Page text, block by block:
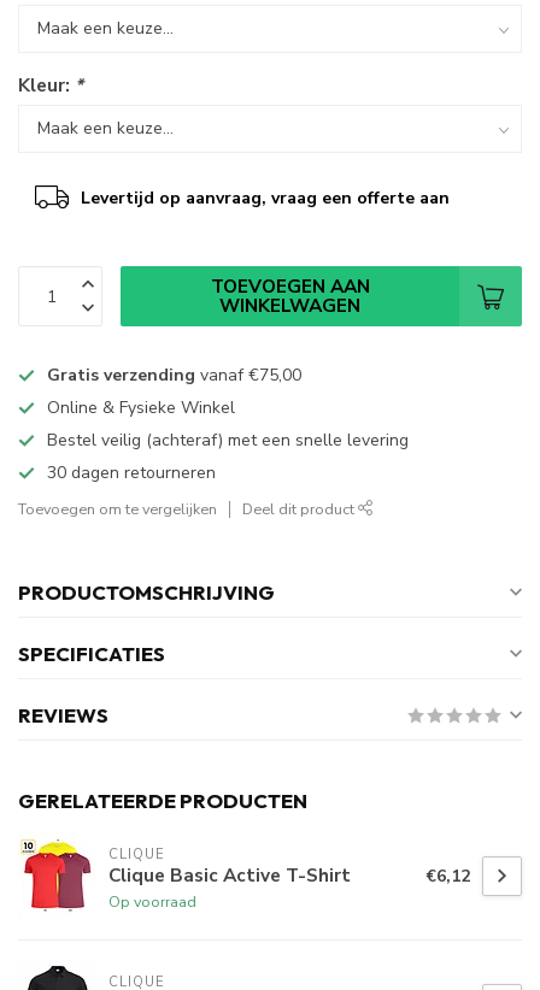
Kleur: *
Levertijd op aanvraag, vraag een offerte aan
TOEVOEGEN AAN
WINKELWAGEN
Gratis verzending vanaf€75,00
Online & Fysieke Winkel
Bestel veilig (achteraf) met een snelle levering
30 dagen retourneren
Toevoegen om te vergelijken Deel dit product
PRODUCTOMSCHRIJVING
SPECIFICATIES
REVIEWS
GERELATEERDE PRODUCTEN
CLIQUE
Clique Basic Active T-Shirt
Op voorraad
€6,12
CLIQUE